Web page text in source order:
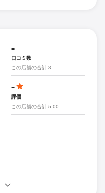
-
口コミ数
この店舗の合計 3
-
評価
この店舗の合計 5.00